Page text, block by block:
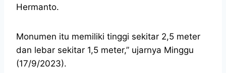
Hermanto.
Monumen itu memiliki tinggi sekitar 2,5 meter
dan lebar sekitar 1,5 meter,” ujarnya Minggu
(17/9/2023).